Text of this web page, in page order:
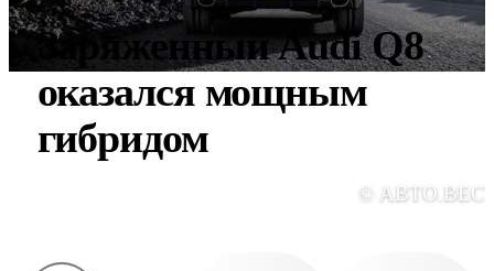
Заряженный Audi Q8
оказался мощным
гибридом
©